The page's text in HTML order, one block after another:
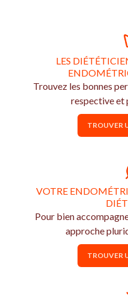
LES
Trouvez les bonnes
respective et
TROUVER
VOTRE
Pour bien
approche
TROUVER